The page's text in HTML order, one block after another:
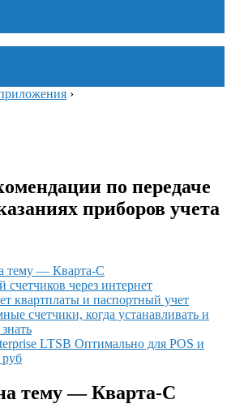
›
по передаче
приборов учета
тему — Кварта-С
счетчиков через интернет
квартплаты и паспортный учет
счетчики, когда устанавливать и
LTSB Оптимально для POS и
руб
тему — Кварта-С